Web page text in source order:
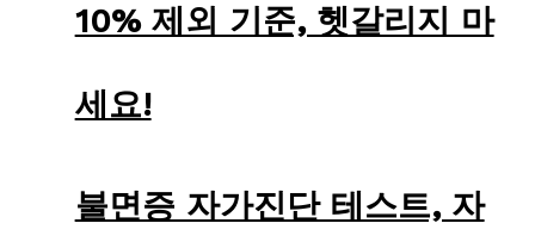
10% 제외 기준, 헷갈리지 마
세요!
불면증 자가진단 테스트, 자